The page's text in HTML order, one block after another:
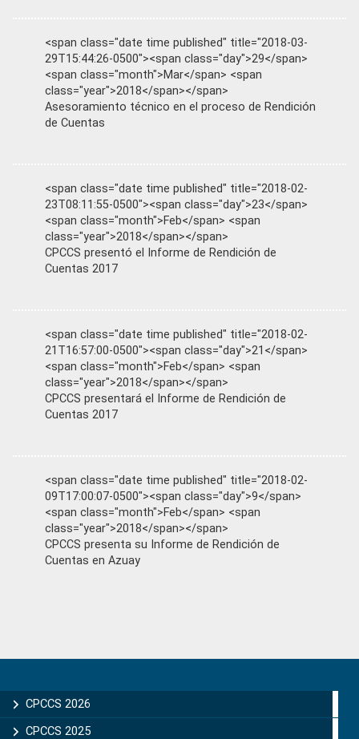
<span class="date time published" title="2018-03-
29T15:44:26-0500"><span class="day">29</span>
<span class="month">Mar</span> <span
class="year">2018</span></span>
Asesoramiento técnico en el proceso de Rendición
de Cuentas
<span class="date time published" title="2018-02-
23T08:11:55-0500"><span class="day">23</span>
<span class="month">Feb</span> <span
class="year">2018</span></span>
CPCCS presentó el Informe de Rendición de
Cuentas 2017
<span class="date time published" title="2018-02-
21T16:57:00-0500"><span class="day">21</span>
<span class="month">Feb</span> <span
class="year">2018</span></span>
CPCCS presentará el Informe de Rendición de
Cuentas 2017
<span class="date time published" title="2018-02-
09T17:00:07-0500"><span class="day">9</span>
<span class="month">Feb</span> <span
class="year">2018</span></span>
CPCCS presenta su Informe de Rendición de
Cuentas en Azuay
Sidebar
CPCCS 2026
CPCCS 2025